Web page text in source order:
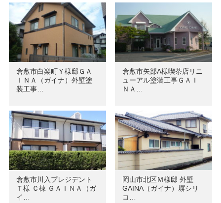
倉敷市白楽町Ｙ様邸ＧＡ
ＩＮＡ（ガイナ）外壁塗
装工事…
倉敷市矢部A様喫茶店リニ
ューアル塗装工事ＧＡＩ
ＮＡ…
倉敷市川入プレジデント
Ｔ様 Ｃ棟 ＧＡＩＮＡ（ガ
イ…
岡山市北区Ｍ様邸 外壁
GAINA（ガイナ）塀シリ
コ…